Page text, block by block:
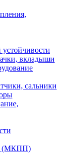
вкладыши
сальники
(МКПП)